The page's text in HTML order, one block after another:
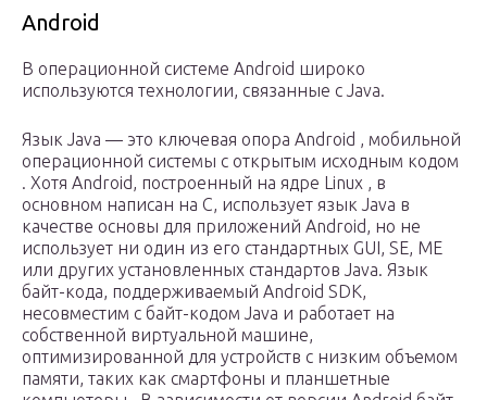
Android
В операционной системе Android широко
используются технологии, связанные с Java.
Язык Java — это ключевая опора Android , мобильной
операционной системы с открытым исходным кодом
. Хотя Android, построенный на ядре Linux , в
основном написан на C, использует язык Java в
качестве основы для приложений Android, но не
использует ни один из его стандартных GUI, SE, ME
или других установленных стандартов Java. Язык
байт-кода, поддерживаемый Android SDK,
несовместим с байт-кодом Java и работает на
собственной виртуальной машине,
оптимизированной для устройств с низким объемом
памяти, таких как смартфоны и планшетные